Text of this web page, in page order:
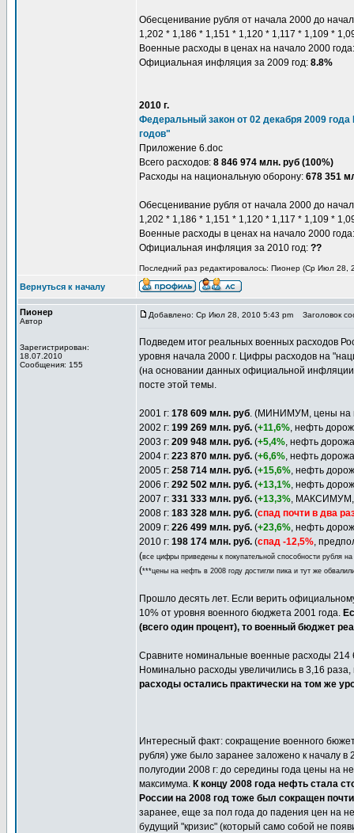
Обесценивание рубля от начала 2000 до
1,202 * 1,186 * 1,151 * 1,120 * 1,117 * 1,109 *
Военные расходы в ценах на начало 2000
Официальная инфляция за 2009 год: 8.8%
2010 г.
Федеральный закон от 02 декабря 2009
годов"
Приложение 6.doc
Всего расходов: 8 846 974 млн. руб (100%)
Расходы на национальную оборону: 678 351
Обесценивание рубля от начала 2000 до
1,202 * 1,186 * 1,151 * 1,120 * 1,117 * 1,109 *
Военные расходы в ценах на начало 2000
Официальная инфляция за 2010 год: ??
Последний раз редактировалось: Пионер (Ср Июл 28,
Вернуться к началу
Пионер
Автор
Зарегистрирован:
18.07.2010
Сообщения: 155
Добавлено: Ср Июл 28, 2010 5:43 pm Заголовок
Подведем итог реальных военных расходов
уровня начала 2000 г. Цифры расходов на
(на основании данных официальной
посте этой темы.
2001 г: 178 609 млн. руб. (МИНИМУМ, цены на
2002 г: 199 269 млн. руб. (+11,6%, нефть
2003 г: 209 948 млн. руб. (+5,4%, нефть
2004 г: 223 870 млн. руб. (+6,6%, нефть
2005 г: 258 714 млн. руб. (+15,6%, нефть
2006 г: 292 502 млн. руб. (+13,1%, нефть
2007 г: 331 333 млн. руб. (+13,3%, МАКСИМУМ,
2008 г: 183 328 млн. руб. (спад почти в два
2009 г: 226 499 млн. руб. (+23,6%, нефть
2010 г: 198 174 млн. руб. (спад -12,5%,
(все цифры приведены к покупательной способности
(***цены на нефть в 2008 году достигли пика и тут же
Прошло десять лет. Если верить
10% от уровня военного бюджета 2001 года.
(всего один процент), то военный бюджет
Сравните номинальные военные расходы 214
Номинально расходы увеличились в 3,16
расходы остались практически на том же
Интересный факт: сокращение военного
рубля) уже было заранее заложено к началу
полугодии 2008 г: до середины года цены на
максимума. К концу 2008 года нефть стала
России на 2008 год тоже был сокращен
заранее, еще за пол года до падения цен на
будущий "кризис" (который само собой не